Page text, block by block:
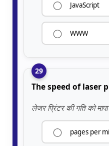
JavaScript
WWW
29
The speed of laser
लेजर प्रिंटर की गति को
pages per